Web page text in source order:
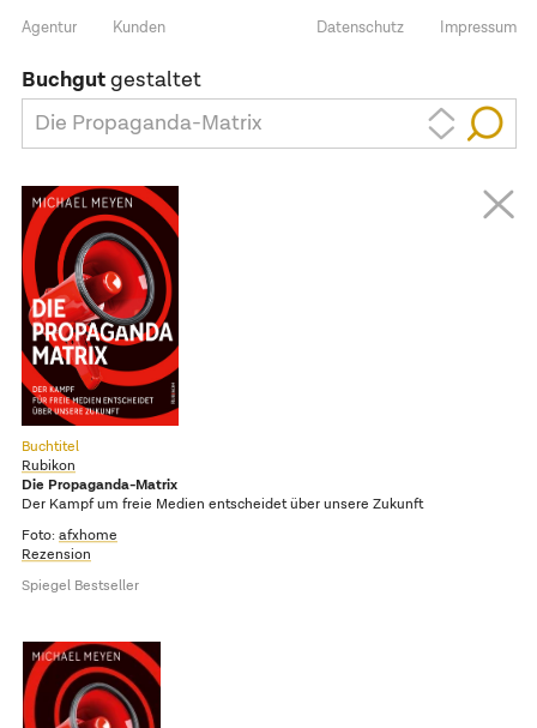
Agentur Kunden Impressum
Datenschutz
Buchgutgestaltet
Die Propaganda-Matrix
Buchtitel
Rubikon
Die Propaganda-Matrix
Der Kampf um freie Medien entscheidet über unsere Zukunft
Foto: afxhome
Rezension
Spiegel Bestseller